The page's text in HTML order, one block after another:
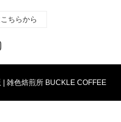
ちらから
雑色焙煎所 BUCKLE COFFEE